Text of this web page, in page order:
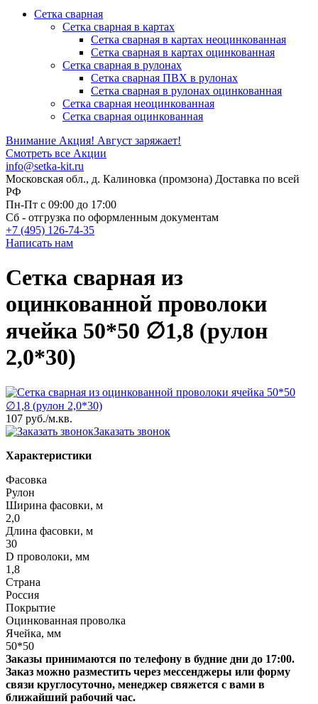
Сетка сварная
Сетка сварная в картах
Сетка сварная в картах неоцинкованная
Сетка сварная в картах оцинкованная
Сетка сварная в рулонах
Cетка сварная ПВХ в рулонах
Сетка сварная в рулонах оцинкованная
Сетка сварная неоцинкованная
Сетка сварная оцинкованная
Внимание Акция! Август заряжает!
Смотреть все Акции
info@setka-kit.ru
Московская обл., д. Калиновка (промзона) Доставка по всей
РФ
Пн-Пт с 09:00 до 17:00
Сб - отгрузка по оформленным документам
+7 (495) 126-74-35
Написать нам
Сетка сварная из
оцинкованной проволоки
ячейка 50*50 ∅1,8 (рулон
2,0*30)
107 руб./м.кв.
Заказать звонок
Характеристики
Фасовка
Рулон
Ширина фасовки, м
2,0
Длина фасовки, м
30
D проволоки, мм
1,8
Страна
Россия
Покрытие
Оцинкованная проволка
Ячейка, мм
50*50
Заказы принимаются по телефону в будние дни до 17:00.
Заказ можно разместить через мессенджеры или форму
связи круглосуточно, менеджер свяжется с вами в
ближайший рабочий час.